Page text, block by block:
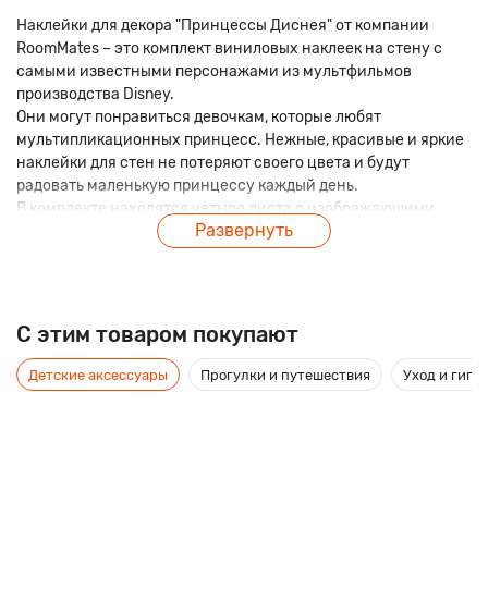
Наклейки для декора "Принцессы Диснея" от компании
RoomMates – это комплект виниловых наклеек на стену с
самыми известными персонажами из мультфильмов
производства Disney.
Они могут понравиться девочкам, которые любят
мультипликационных принцесс. Нежные, красивые и яркие
наклейки для стен не потеряют своего цвета и будут
радовать маленькую принцессу каждый день.
В комплекте находятся четыре листа с изображающими
различных принцесс Диснея наклейками. Девочка сможет
оформить комнату, полагаясь только на свой вкус – эта
Развернуть
C этим товаром покупают
Детские аксессуары Прогулки и путешествия Уход и